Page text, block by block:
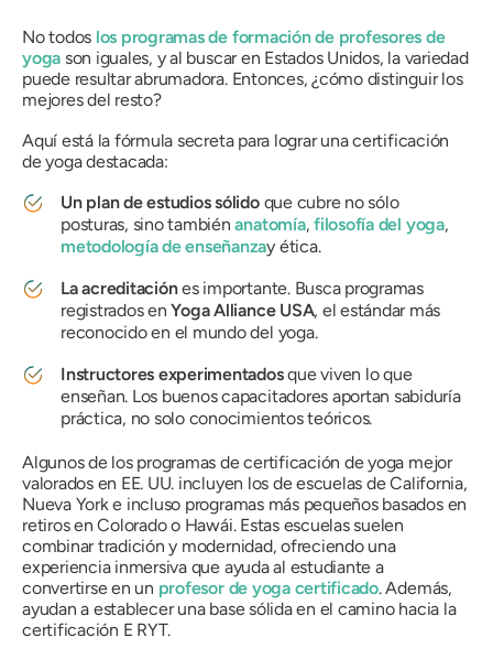
No todos los programas de formación de profesores de
yoga son iguales, y al buscar en Estados Unidos, la variedad
puede resultar abrumadora. Entonces, ¿cómo distinguir los
mejores del resto?
Aquí está la fórmula secreta para lograr una certificación
de yoga destacada:
Un plan de estudios sólidoque cubre no sólo
posturas, sino tambiénanatomía,filosofía del yoga,
metodología de enseñanzay ética.
La acreditaciónes importante. Busca programas
registrados enYoga Alliance USA, el estándar más
reconocido en el mundo del yoga.
Instructores experimentadosque viven lo que
enseñan. Los buenos capacitadores aportan sabiduría
práctica, no solo conocimientos teóricos.
Algunos de los programas de certificación de yoga mejor
valorados en EE. UU. incluyen los de escuelas de California,
Nueva York e incluso programas más pequeños basados ​​en
retiros en Colorado o Hawái. Estas escuelas suelen
combinar tradición y modernidad, ofreciendo una
experiencia inmersiva que ayuda al estudiante a
convertirse en un profesor de yoga certificado. Además,
ayudan a establecer una base sólida en el camino hacia la
certificación E RYT.